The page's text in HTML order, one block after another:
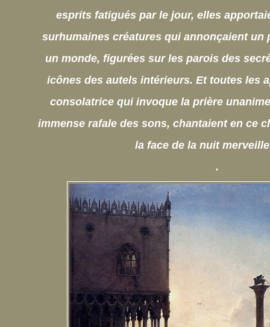
esprits fatigués par le jour, elles
surhumaines créatures qui annonçaient un
un monde, figurées sur les parois des
icônes des autels intérieurs. Et toutes les
consolatrice qui invoque la prière
immense rafale des sons, chantaient en ce
la face de la nuit
.